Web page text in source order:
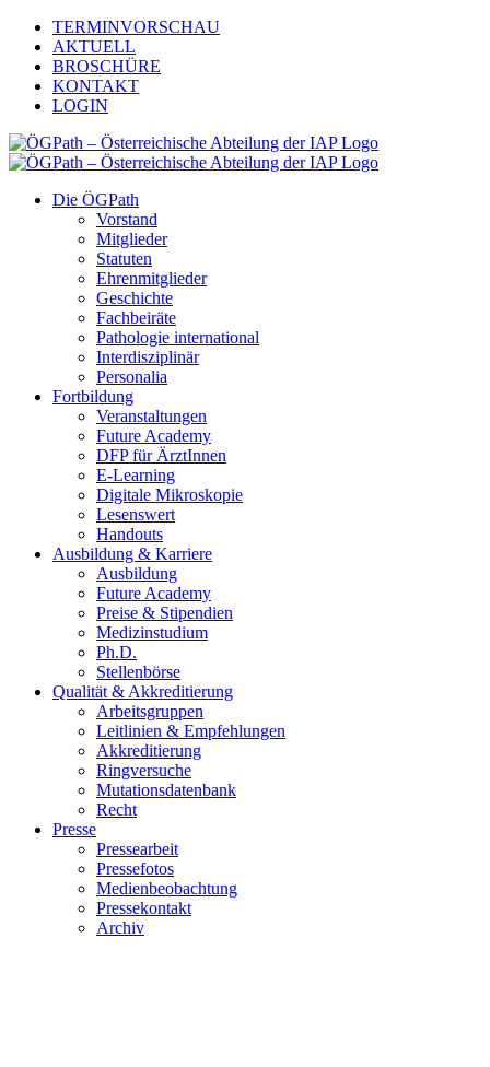
Zum
Inhalt
springen
TERMINVORSCHAU
AKTUELL
BROSCHÜRE
KONTAKT
LOGIN
Die ÖGPath
Vorstand
Mitglieder
Statuten
Ehrenmitglieder
Geschichte
Fachbeiräte
Pathologie international
Interdisziplinär
Personalia
Fortbildung
Veranstaltungen
Future Academy
DFP für ÄrztInnen
E-Learning
Digitale Mikroskopie
Lesenswert
Handouts
Ausbildung & Karriere
Ausbildung
Future Academy
Preise & Stipendien
Medizinstudium
Ph.D.
Stellenbörse
Qualität & Akkreditierung
Arbeitsgruppen
Leitlinien & Empfehlungen
Akkreditierung
Ringversuche
Mutationsdatenbank
Recht
Presse
Pressearbeit
Pressefotos
Medienbeobachtung
Pressekontakt
Archiv